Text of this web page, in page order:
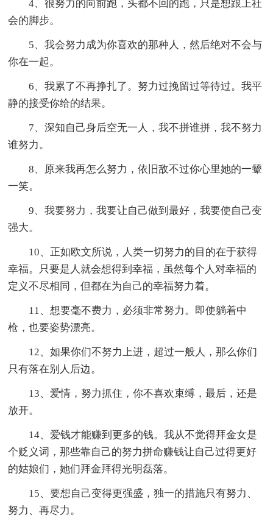
4、很努力的向前跑，头都不回的跑，只是想跟上社
会的脚步。
5、我会努力成为你喜欢的那种人，然后绝对不会与
你在一起。
6、我累了不再挣扎了。努力过挽留过等待过。我平
静的接受你给的结果。
7、深知自己身后空无一人，我不拼谁拼，我不努力
谁努力。
8、原来我再怎么努力，依旧敌不过你心里她的一颦
一笑。
9、我要努力，我要让自己做到最好，我要使自己变
强大。
10、正如欧文所说，人类一切努力的目的在于获得
幸福。只要是人就会想得到幸福，虽然每个人对幸福的
定义不尽相同，但都在为自己的幸福努力着。
11、想要毫不费力，必须非常努力。即使躺着中
枪，也要姿势漂亮。
12、如果你们不努力上进，超过一般人，那么你们
只有落在别人后边。
13、爱情，努力抓住，你不喜欢束缚，最后，还是
放开。
14、爱钱才能赚到更多的钱。我从不觉得拜金女是
个贬义词，那些靠自己的努力拼命赚钱让自己过得更好
的姑娘们，她们拜金拜得光明磊落。
15、要想自己变得更强盛，独一的措施只有努力、
努力、再尽力。